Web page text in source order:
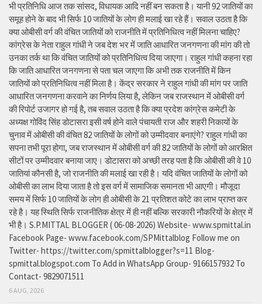
भी प्रतिनिधि आज तक सांसद, विधायक आदि नहीं बन सकता है। यानी 92 जातियों का
समूह होने के बाद भी सिर्फ 10 जातियों के लोग ही मलाई खा रहे हैं। सवाल उठता है कि
क्या ओबीसी वर्ग की वंचित जातियों को राजनीति में प्रतिनिधित्व नहीं मिलना चाहिए?
कांग्रेस के नेता राहुल गांधी ने जब देश भर में जाति आधारित जनगणना की मांग की तो
उनका तर्क था कि वंचित जातियों को प्रतिनिधित्व दिया जाएगा। राहुल गांधी कहना रहा
कि जाति आधारित जनगणना से पता चल जाएगा कि अभी तक राजनीति में किन
जातियों को प्रतिनिधित्व नहीं मिला है। केंद्र सरकार ने राहुल गांधी की मांग पर जाति
आधारित जनगणना करवाने का निर्णय लिया है, लेकिन जब राजस्थान में ओबीसी वर्ग
की रिपोर्ट उजागर हो गई है, तब सवाल उठता है कि क्या प्रदेश कांग्रेस कमेटी के
अध्यक्ष गोविंद सिंह डोटासरा इसी वर्ष होने वाले पंचायती राज और शहरी निकायों के
चुनाव में ओबीसी की वंचित 82 जातियों के लोगों को उम्मीदवार बनाएंगे? राहुल गांधी का
सपना तभी पूरा होगा, जब राजस्थान में ओबीसी वर्ग की 82 जातियों के लोगों को आरक्षित
सीटों पर उम्मीदवार बनाया जाए। डोटासरा को अच्छी तरह पता है कि ओबीसी की वे 10
जातियां कौनसी है, जो राजनीति की मलाई खा रही है। यदि वंचित जातियों के लोगों को
ओबीसी का लाभ दिया जाता है तो इस वर्ग में सामाजिक समानता भी आएगी। मौजूदा
समय में सिर्फ 10 जातियों के लोग ही ओबीसी के 21 प्रतिशत कोटे का लाभ प्राप्त कर
रहे है। यह स्थिति सिर्फ राजनीतिक क्षेत्र में ही नहीं बल्कि सरकारी नौकरियों के क्षेत्र में
भी है। S.P.MITTAL BLOGGER ( 06-08-2026) Website- www.spmittal.in
Facebook Page- www.facebook.com/SPMittalblog Follow me on
Twitter- https://twitter.com/spmittalblogger?s=11 Blog-
spmittal.blogspot.com To Add in WhatsApp Group- 9166157932 To
Contact- 9829071511
6 AUG, 2026